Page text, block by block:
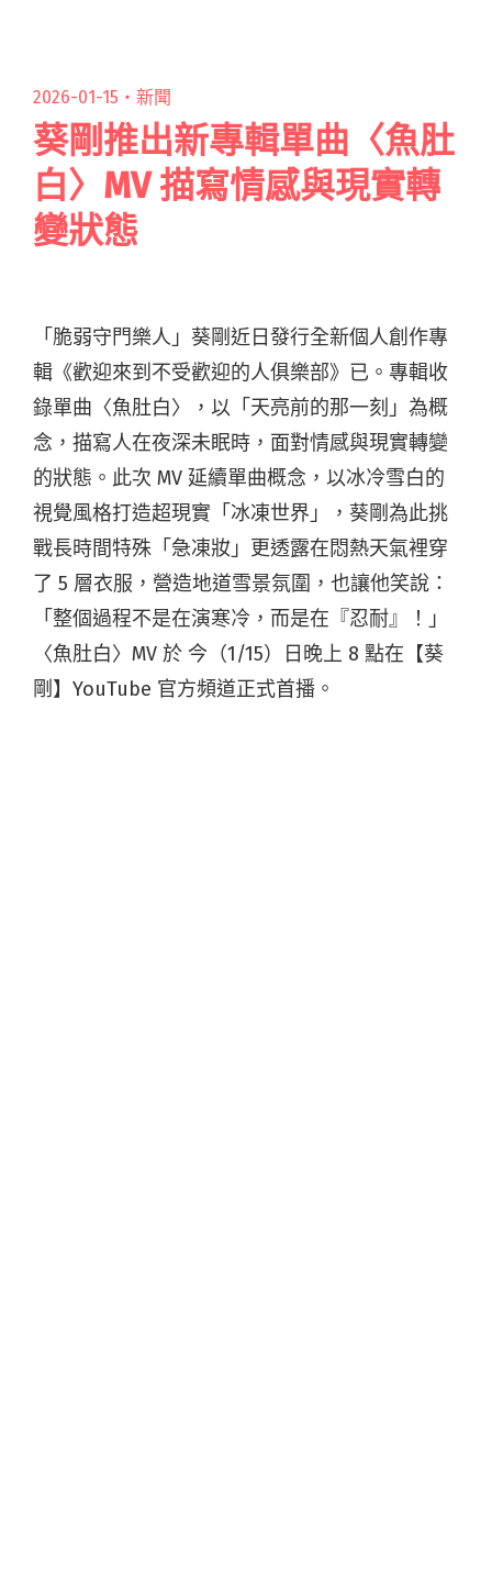
2026-01-15・ 新聞
葵剛推出新專輯單曲〈魚肚
白〉MV 描寫情感與現實轉
變狀態
「脆弱守門樂人」葵剛近日發行全新個人創作專
輯《歡迎來到不受歡迎的人俱樂部》已。專輯收
錄單曲〈魚肚白〉，以「天亮前的那一刻」為概
念，描寫人在夜深未眠時，面對情感與現實轉變
的狀態。此次 MV 延續單曲概念，以冰冷雪白的
視覺風格打造超現實「冰凍世界」，葵剛為此挑
戰長時間特殊「急凍妝」更透露在悶熱天氣裡穿
了 5 層衣服，營造地道雪景氛圍，也讓他笑說：
「整個過程不是在演寒冷，而是在『忍耐』！」
〈魚肚白〉MV 於 今（1/15）日晚上 8 點在【葵
剛】YouTube 官方頻道正式首播。